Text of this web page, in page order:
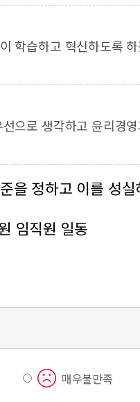
학습하고 혁신하도록
으로 생각하고 윤리경
을 정하고 이를 성
임직원 일동
매우불만족